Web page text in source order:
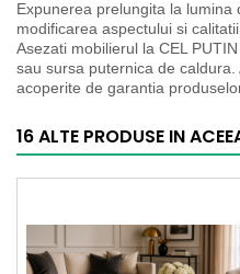
Expunerea prelungita la
modificarea aspectului si
Asezati mobilierul la CEL
sau sursa puternica de
acoperite de garantia
16 ALTE PRODUSE IN